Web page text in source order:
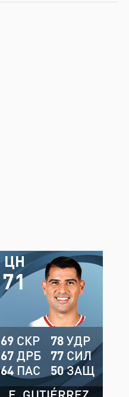
71
ЦН
69 СКР
67ДРБ
64 ПАС
78УДР
77 СИЛ
50ЗАЩ